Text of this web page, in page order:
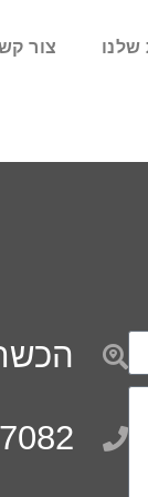
שלנו צור
הכשרת